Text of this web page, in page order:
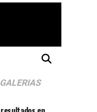
GALERIAS